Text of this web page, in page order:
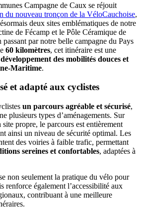
Campagne de Caux se réjouit
du nouveau tronçon de la VéloCauchoise,
deux sites emblématiques de notre
de Fécamp et le Pôle Céramique de
passant par notre belle campagne du Pays
60 kilomètres, cet itinéraire est une
développement des mobilités douces et
Maritime.
et adapté aux cyclistes
un parcours agréable et sécurisé,
plusieurs types d’aménagements. Sur
propre, le parcours est entièrement
ainsi un niveau de sécurité optimal. Les
des voiries à faible trafic, permettant
sereines et confortables, adaptées à
non seulement la pratique du vélo pour
renforce également l’accessibilité aux
contribuant à une meilleure